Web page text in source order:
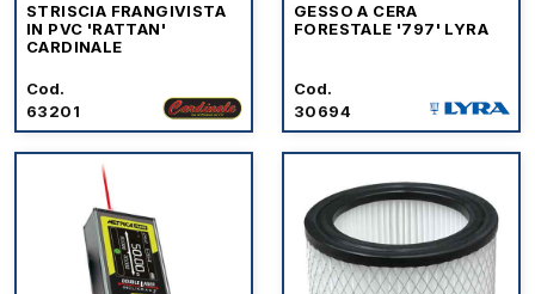
STRISCIA FRANGIVISTA
IN PVC 'RATTAN'
CARDINALE
Cod.
63201
GESSO A CERA
FORESTALE '797' LYRA
Cod.
30694